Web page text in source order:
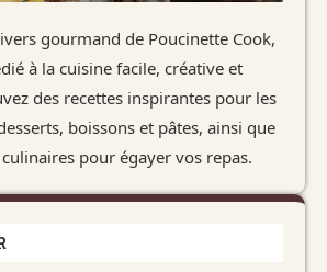
gourmand de Poucinette Cook,
à la cuisine facile, créative et
des recettes inspirantes pour les
boissons et pâtes, ainsi que
culinaires pour égayer vos repas.